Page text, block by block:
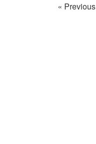
« Previous